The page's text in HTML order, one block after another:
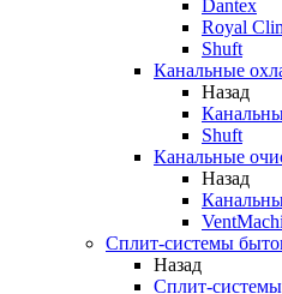
Dantex
Royal
Shuft
Канальные
Назад
Shuft
Канальные
Назад
Сплит-системы
Назад
Сплит-